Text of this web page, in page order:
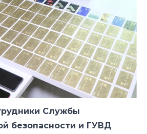
Службы
безопасности и ГУВД